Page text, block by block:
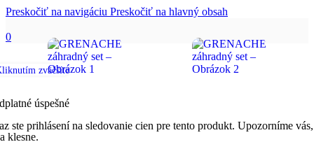
Preskočiť na navigáciu Preskočiť na hlavný obsah
0
zväčšíte
úspešné
ste prihlásení na sledovanie cien pre tento produkt. Upozorníme
klesne.